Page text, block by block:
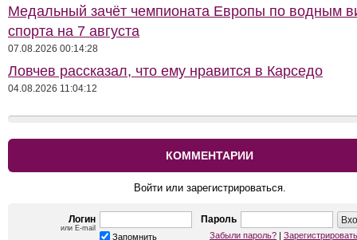
Медальный зачёт чемпионата Европы по водным
спорта на 7 августа
07.08.2026 00:14:28
Ловчев рассказал, что ему нравится в Карседо
04.08.2026 11:04:12
КОММЕНТАРИИ
Войти или зарегистрироваться.
Логин
или E-mail
Пароль
Запомнить Забыли пароль? |